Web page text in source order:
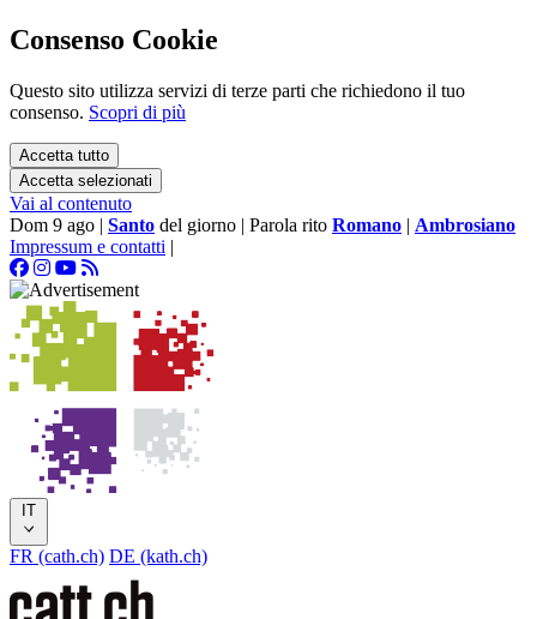
Consenso Cookie
Questo sito utilizza servizi di terze parti che richiedono il tuo
consenso. Scopri di più
Accetta tutto
Accetta selezionati
Vai al contenuto
Dom 9 ago | Santo del giorno | Parola rito Romano | Ambrosiano
Impressum e contatti |
IT
FR (cath.ch) DE (kath.ch)